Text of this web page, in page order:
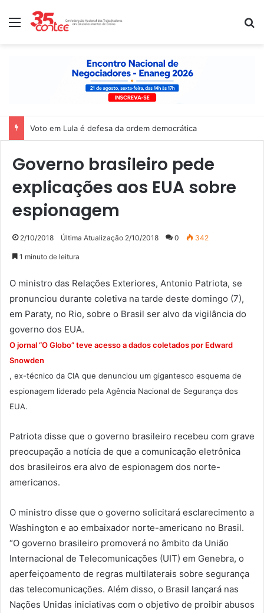
Menu
Voto em Lula é defesa da ordem democrática
Governo brasileiro pede
explicações aos EUA sobre
espionagem
2/10/2018 Última Atualização 2/10/2018 0 342
1 minuto de leitura
O ministro das Relações Exteriores, Antonio Patriota, se
pronunciou durante coletiva na tarde deste domingo (7),
em Paraty, no Rio, sobre o Brasil ser alvo da vigilância do
governo dos EUA.
O jornal “O Globo” teve acesso a dados coletados por Edward
Snowden
, ex-técnico da CIA que denunciou um gigantesco esquema de
espionagem liderado pela Agência Nacional de Segurança dos
EUA.
Patriota disse que o governo brasileiro recebeu com grave
preocupação a notícia de que a comunicação eletrônica
dos brasileiros era alvo de espionagem dos norte-
americanos.
O ministro disse que o governo solicitará esclarecimento a
Washington e ao embaixador norte-americano no Brasil.
“O governo brasileiro promoverá no âmbito da União
Internacional de Telecomunicações (UIT) em Genebra, o
aperfeiçoamento de regras multilaterais sobre segurança
das telecomunicações. Além disso, o Brasil lançará nas
Nações Unidas iniciativas com o objetivo de proibir abusos